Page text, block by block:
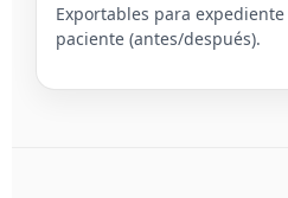
Exportables para
paciente (antes/después).